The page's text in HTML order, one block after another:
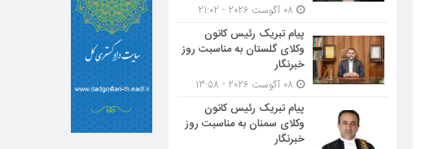
پیام تبریک رئیس کانون
وکلای گلستان به مناسبت روز
خبرنگار
پیام تبریک رئیس کانون
وکلای سمنان به مناسبت روز
خبرنگار